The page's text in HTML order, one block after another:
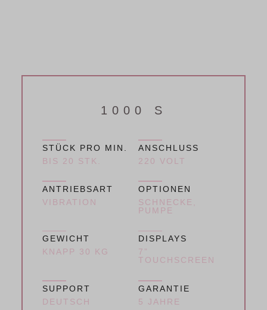
1000 S
STÜCK PRO MIN.
BIS 20 STK.
ANSCHLUSS
220 VOLT
ANTRIEBSART
VIBRATION
OPTIONEN
SCHNECKE,
PUMPE
GEWICHT
KNAPP 30 KG
DISPLAYS
7”
TOUCHSCREEN
SUPPORT
DEUTSCH
GARANTIE
5 JAHRE